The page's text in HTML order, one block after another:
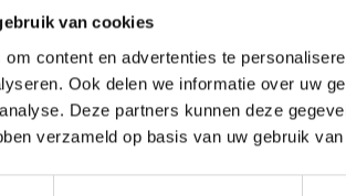
van cookies
content en advertenties te
Ook delen we informatie over uw
Deze partners kunnen deze
verzameld op basis van uw gebruik